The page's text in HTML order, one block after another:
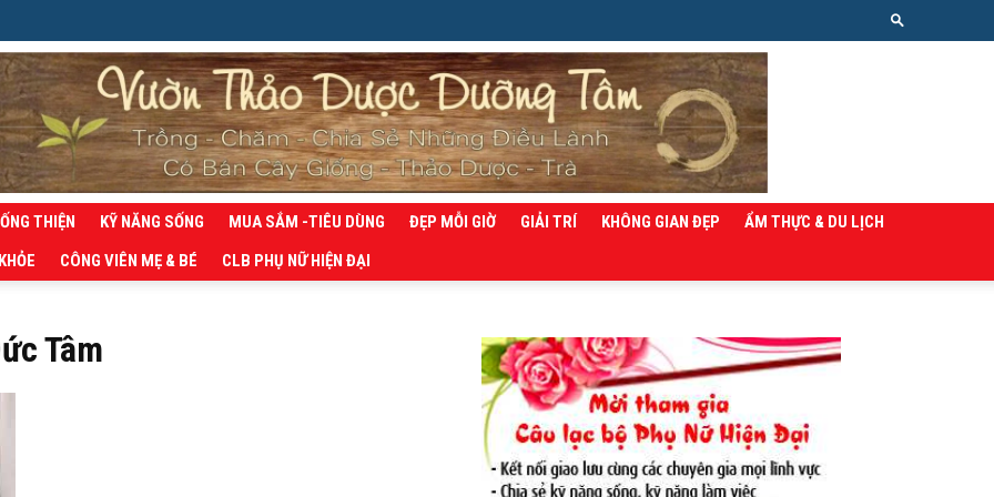
THIỆN KỸ NĂNG SỐNG MUA SẮM -TIÊU DÙNG ĐẸP MỖI GIỜ GIẢI TRÍ KHÔNG GIAN ĐẸP
ẨM THỰC & DU LỊCH
CÔNG VIÊN MẸ & BÉ CLB PHỤ NỮ HIỆN ĐẠI
Tâm